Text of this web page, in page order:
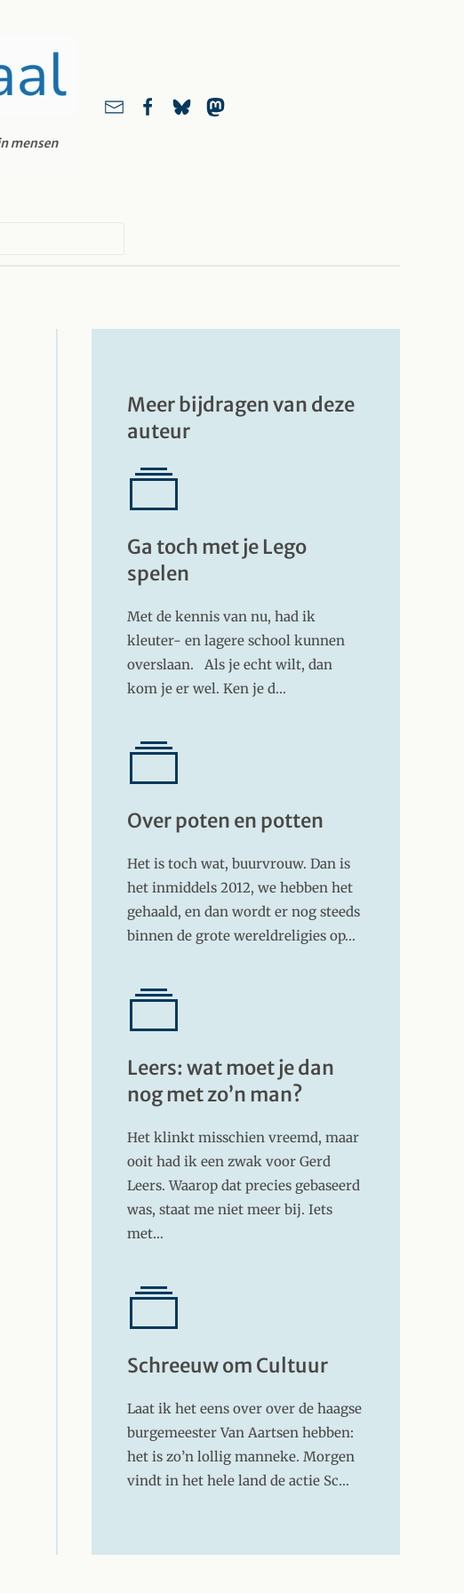
Meer bijdragen van deze
auteur
Ga toch met je Lego
spelen
Met de kennis van nu, had ik
kleuter- en lagere school kunnen
overslaan. Als je echt wilt, dan
kom je er wel. Ken je d…
Over poten en potten
Het is toch wat, buurvrouw. Dan is
het inmiddels 2012, we hebben het
gehaald, en dan wordt er nog steeds
binnen de grote wereldreligies op…
Leers: wat moet je dan
nog met zo’n man?
Het klinkt misschien vreemd, maar
ooit had ik een zwak voor Gerd
Leers. Waarop dat precies gebaseerd
was, staat me niet meer bij. Iets
met…
Schreeuw om Cultuur
Laat ik het eens over over de haagse
burgemeester Van Aartsen hebben:
het is zo’n lollig manneke. Morgen
vindt in het hele land de actie Sc…